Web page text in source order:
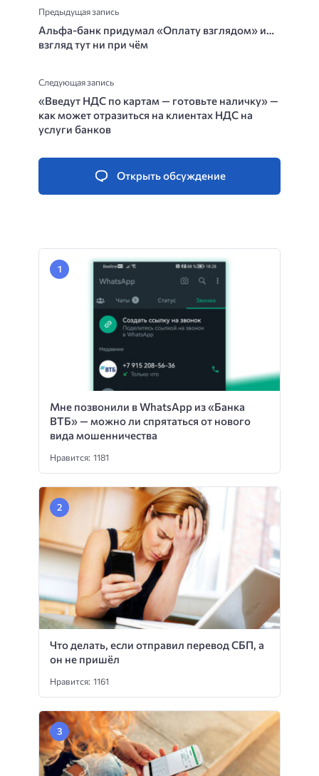
Предыдущая запись
Альфа-банк придумал «Оплату взглядом» и…
взгляд тут ни при чём
Следующая запись
«Введут НДС по картам — готовьте наличку» —
как может отразиться на клиентах НДС на
услуги банков
Открыть обсуждение
Мне позвонили в WhatsApp из «Банка
ВТБ» — можно ли спрятаться от нового
вида мошенничества
Нравится: 1181
Что делать, если отправил перевод СБП, а
он не пришёл
Нравится: 1161